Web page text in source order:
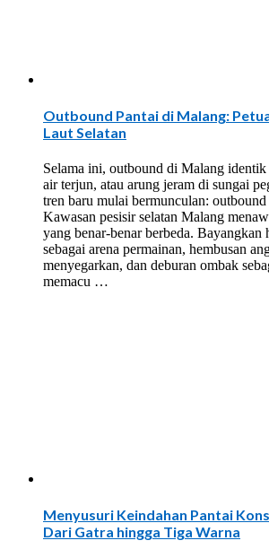
Outbound Pantai di Malang:
Laut Selatan
Selama ini, outbound di Malang identik
air terjun, atau arung jeram di sungai
tren baru mulai bermunculan:
Kawasan pesisir selatan Malang
yang benar-benar berbeda. Bayangkan
sebagai arena permainan, hembusan
menyegarkan, dan deburan ombak
memacu …
Menyusuri Keindahan Pantai
Dari Gatra hingga Tiga Warna